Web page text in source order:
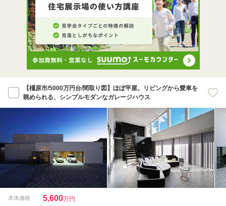
【橿原市/5000万円台/間取り図】ほぼ平屋。リビングから愛車を
眺められる、シンプルモダンなガレージハウス
本体価格 5,600万円